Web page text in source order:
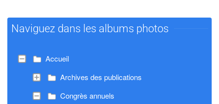
Naviguez dans les albums photos
Accueil
Archives des publications
Congrès annuels